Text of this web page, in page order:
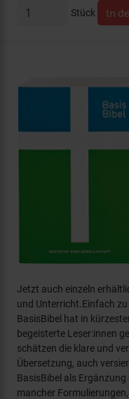
Stück
Jetzt auch einzeln
und Unterricht.Einfach
BasisBibel hat in
begeisterte Leser:innen
schätzen die klare und
Übersetzung, auch
BasisBibel als
mancher